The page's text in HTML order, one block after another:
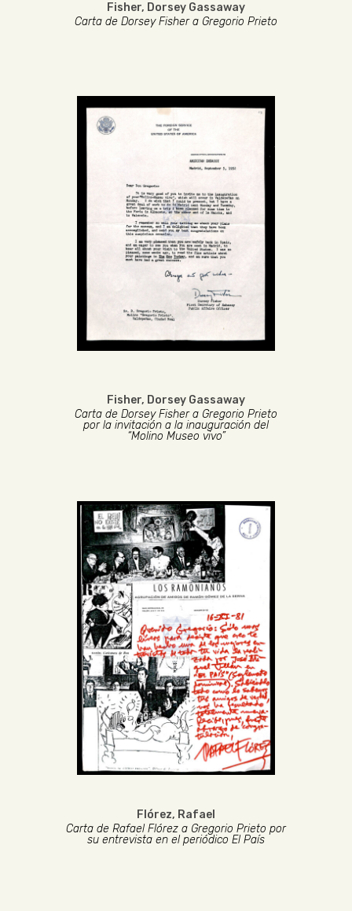
Fisher, Dorsey Gassaway
Carta de Dorsey Fisher a Gregorio Prieto
Fisher, Dorsey Gassaway
Carta de Dorsey Fisher a Gregorio Prieto
por la invitación a la inauguración del
“Molino Museo vivo”
Flórez, Rafael
Carta de Rafael Flórez a Gregorio Prieto por
su entrevista en el periódico El País